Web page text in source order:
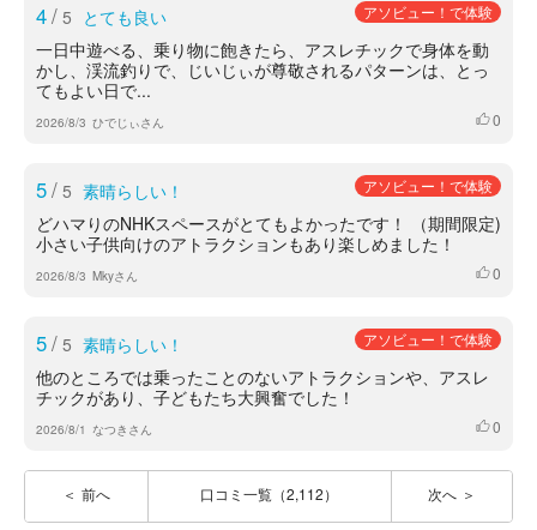
4/ 5 とても良い アソビュー！で体験
一日中遊べる、乗り物に飽きたら、アスレチックで身体を動
かし、渓流釣りで、じいじぃが尊敬されるパターンは、とっ
てもよい日で...
2026/8/3 ひでじぃさん いいね
0
5/ 5 素晴らしい！ アソビュー！で体験
どハマりのNHKスペースがとてもよかったです！ （期間限定)
小さい子供向けのアトラクションもあり楽しめました！
2026/8/3 Mkyさん いいね
0
5/ 5 素晴らしい！ アソビュー！で体験
他のところでは乗ったことのないアトラクションや、アスレ
チックがあり、子どもたち大興奮でした！
2026/8/1 なつきさん いいね
0
前へ 口コミ一覧（2,112） 次へ